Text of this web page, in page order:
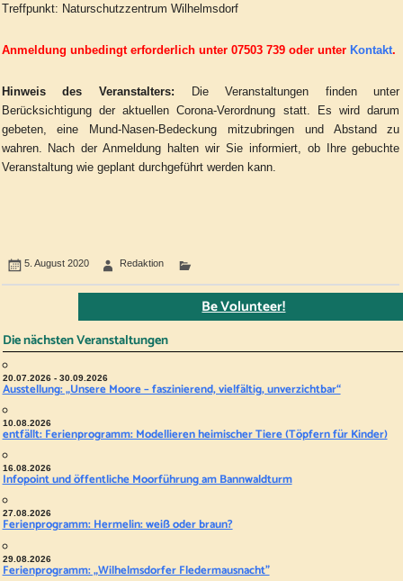
Treffpunkt: Naturschutzzentrum Wilhelmsdorf
Anmeldung unbedingt erforderlich unter 07503 739 oder unter Kontakt.
Hinweis des Veranstalters: Die Veranstaltungen finden unter
Berücksichtigung der aktuellen Corona-Verordnung statt. Es wird darum
gebeten, eine Mund-Nasen-Bedeckung mitzubringen und Abstand zu
wahren. Nach der Anmeldung halten wir Sie informiert, ob Ihre gebuchte
Veranstaltung wie geplant durchgeführt werden kann.
5. August 2020 Redaktion
Be Volunteer!
Die nächsten Veranstaltungen
20.07.2026 - 30.09.2026
Ausstellung: „Unsere Moore – faszinierend, vielfältig, unverzichtbar“
10.08.2026
entfällt: Ferienprogramm: Modellieren heimischer Tiere (Töpfern für Kinder)
16.08.2026
Infopoint und öffentliche Moorführung am Bannwaldturm
27.08.2026
Ferienprogramm: Hermelin: weiß oder braun?
29.08.2026
Ferienprogramm: „Wilhelmsdorfer Fledermausnacht"